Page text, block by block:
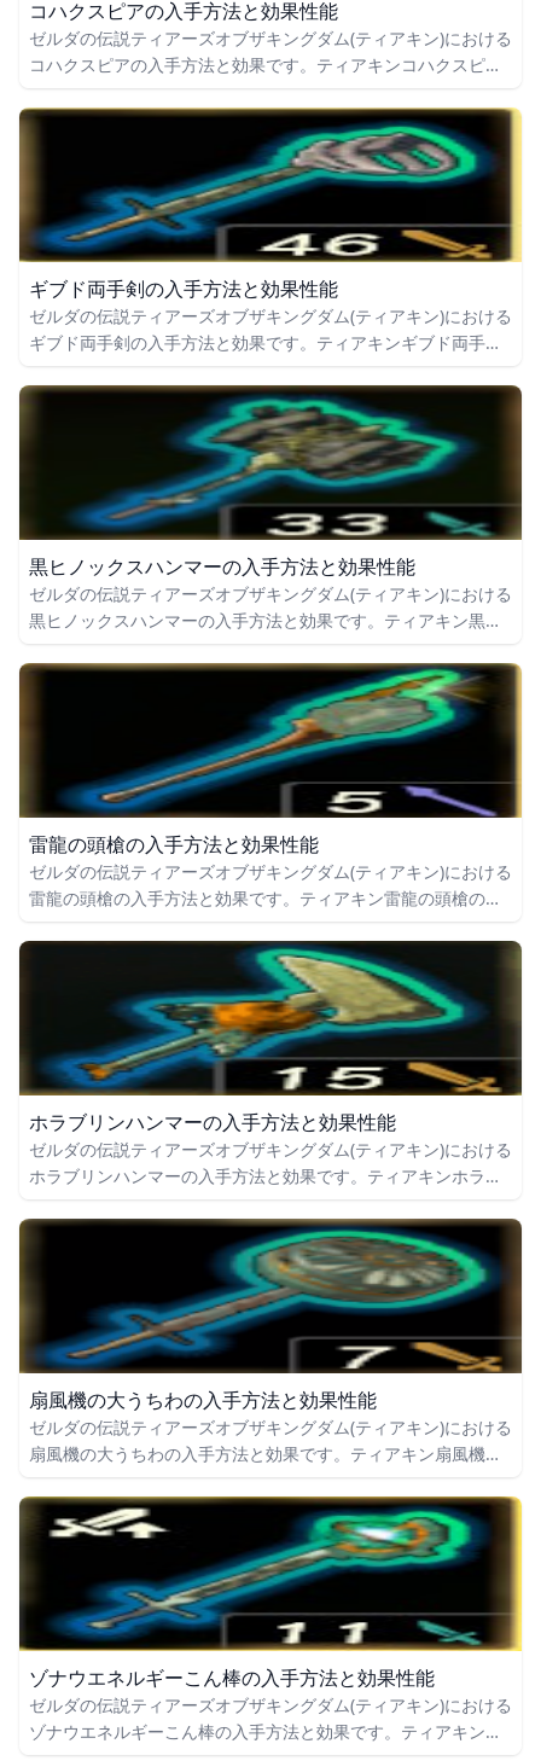
コハクスピアの入手方法と効果性能
ゼルダの伝説ティアーズオブザキングダム(ティアキン)における
コハクスピアの入手方法と効果です。ティアキンコハクスピア
掲載しています。
ギブド両手剣の入手方法と効果性能
ゼルダの伝説ティアーズオブザキングダム(ティアキン)における
ギブド両手剣の入手方法と効果です。ティアキンギブド両手剣
掲載しています。
黒ヒノックスハンマーの入手方法と効果性能
ゼルダの伝説ティアーズオブザキングダム(ティアキン)における
黒ヒノックスハンマーの入手方法と効果です。ティアキン黒ヒ
の効果や攻撃力についても掲載しています。
雷龍の頭槍の入手方法と効果性能
ゼルダの伝説ティアーズオブザキングダム(ティアキン)における
雷龍の頭槍の入手方法と効果です。ティアキン雷龍の頭槍の入
ています。
ホラブリンハンマーの入手方法と効果性能
ゼルダの伝説ティアーズオブザキングダム(ティアキン)における
ホラブリンハンマーの入手方法と効果です。ティアキンホラブ
や攻撃力についても掲載しています。
扇風機の大うちわの入手方法と効果性能
ゼルダの伝説ティアーズオブザキングダム(ティアキン)における
扇風機の大うちわの入手方法と効果です。ティアキン扇風機の
力についても掲載しています。
ゾナウエネルギーこん棒の入手方法と効果性能
ゼルダの伝説ティアーズオブザキングダム(ティアキン)における
ゾナウエネルギーこん棒の入手方法と効果です。ティアキンゾ